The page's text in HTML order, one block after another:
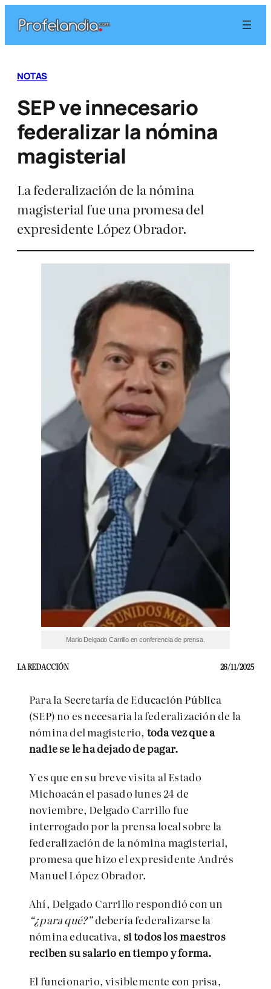
contenido
NOTAS
SEP ve innecesario
federalizar la nómina
magisterial
La federalización de la nómina
magisterial fue una promesa del
expresidente López Obrador.
Mario Delgado Carrillo en conferencia de prensa.
LA REDACCIÓN 26/11/2025
Para la Secretaría de Educación Pública
(SEP) no es necesaria la federalización de la
nómina del magisterio, toda vez que a
nadie se le ha dejado de pagar.
Y es que en su breve visita al Estado
Michoacán el pasado lunes 24 de
noviembre, Delgado Carrillo fue
interrogado por la prensa local sobre la
federalización de la nómina magisterial,
promesa que hizo el expresidente Andrés
Manuel López Obrador.
Ahí, Delgado Carrillo respondió con un
“¿para qué?”debería federalizarse la
nómina educativa, si todos los maestros
reciben su salario en tiempo y forma.
El funcionario, visiblemente con prisa,